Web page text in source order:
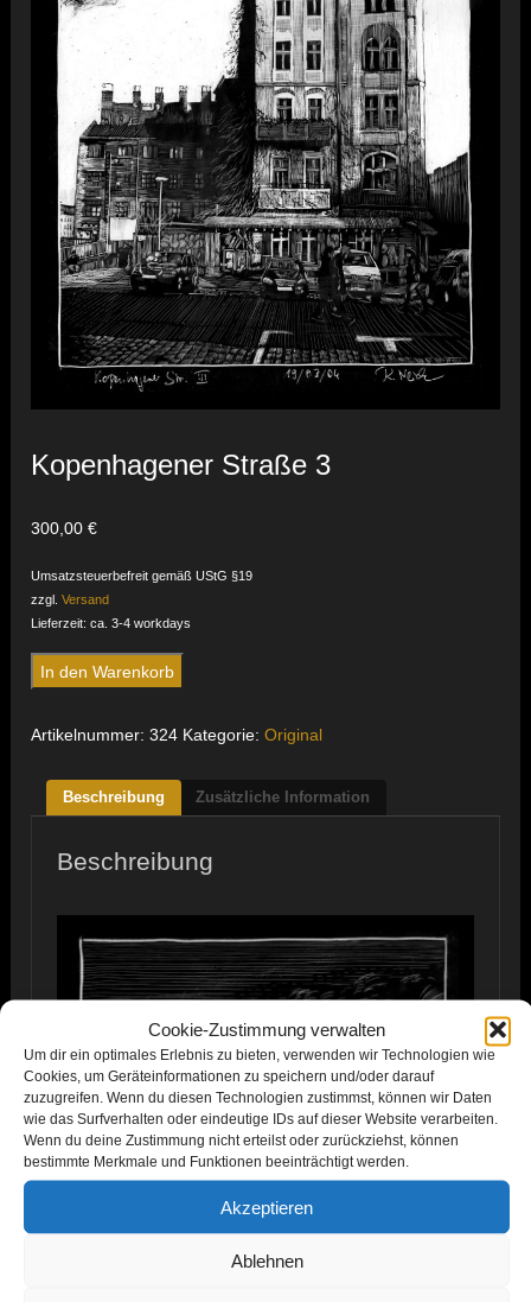
Cookie-Zustimmung verwalten
Um dir ein optimales Erlebnis zu bieten, verwenden wir Technologien wie
Cookies, um Geräteinformationen zu speichern und/oder darauf
zuzugreifen. Wenn du diesen Technologien zustimmst, können wir Daten
wie das Surfverhalten oder eindeutige IDs auf dieser Website verarbeiten.
Wenn du deine Zustimmung nicht erteilst oder zurückziehst, können
bestimmte Merkmale und Funktionen beeinträchtigt werden.
Akzeptieren
Ablehnen
Kopenhagener Straße 3
300,00€
Umsatzsteuerbefreit gemäß UStG §19
zzgl.Versand
Lieferzeit: ca. 3-4 workdays
Kopenhagener
Straße
Menge
In den Warenkorb
Artikelnummer:324 Kategorie:Original
Beschreibung Zusätzliche Information
Beschreibung